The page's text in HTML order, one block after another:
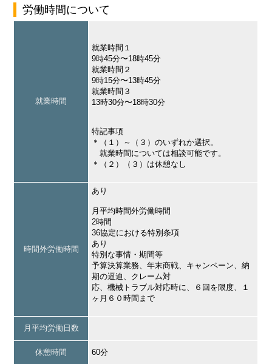
労働時間について
就業時間
就業時間１
9時45分〜18時45分
就業時間２
9時15分〜13時45分
就業時間３
13時30分〜18時30分
特記事項
＊（１）～（３）のいずれか選択。
就業時間については相談可能です。
＊（２）（３）は休憩なし
時間外労働時間
あり
月平均時間外労働時間
2時間
36協定における特別条項
あり
特別な事情・期間等
予算決算業務、年末商戦、キャンペーン、納
期の逼迫、クレーム対
応、機械トラブル対応時に、６回を限度、１
ヶ月６０時間まで
月平均労働日数
休憩時間 60分